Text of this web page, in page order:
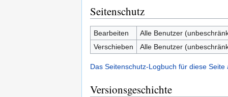
Seitenschutz
Bearbeiten
Alle Benutzer
Verschieben
Alle Benutzer
Das Seitenschutz-Logbuch für diese Seite
Versionsgeschichte